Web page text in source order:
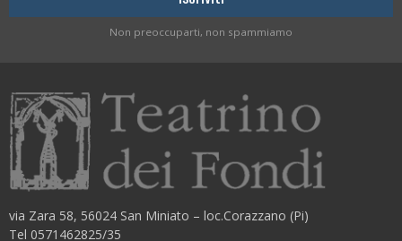
Non preoccuparti, non spammiamo
via Zara 58, 56024 San Miniato – loc.Corazzano (Pi)
Tel 0571462825/35